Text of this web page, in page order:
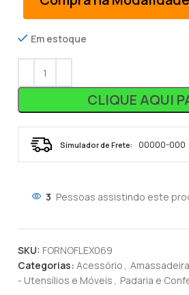
Em estoque
CLIQUE AQUI
Simulador de Frete:
3 Pessoas assistindo este
SKU: FORNOFLEX069
Categorias: Acessório , Amassadeira
- Utensílios e Móveis , Padaria e